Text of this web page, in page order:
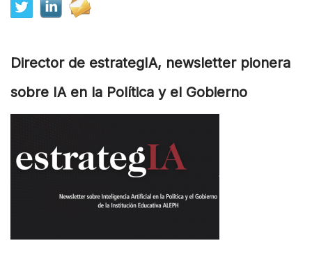
Director de estrategIA, newsletter pionera
sobre IA en la Política y el Gobierno